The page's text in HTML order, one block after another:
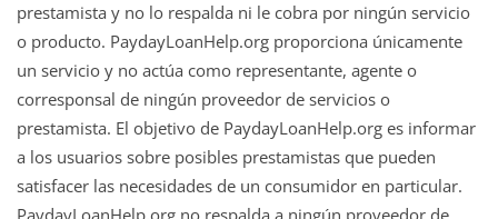
prestamista y no lo respalda ni le cobra por ningún servicio
o producto. PaydayLoanHelp.org proporciona únicamente
un servicio y no actúa como representante, agente o
corresponsal de ningún proveedor de servicios o
prestamista. El objetivo de PaydayLoanHelp.org es informar
a los usuarios sobre posibles prestamistas que pueden
satisfacer las necesidades de un consumidor en particular.